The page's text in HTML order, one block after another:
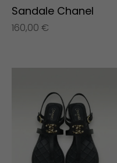
Sandale Chanel
160,00 €